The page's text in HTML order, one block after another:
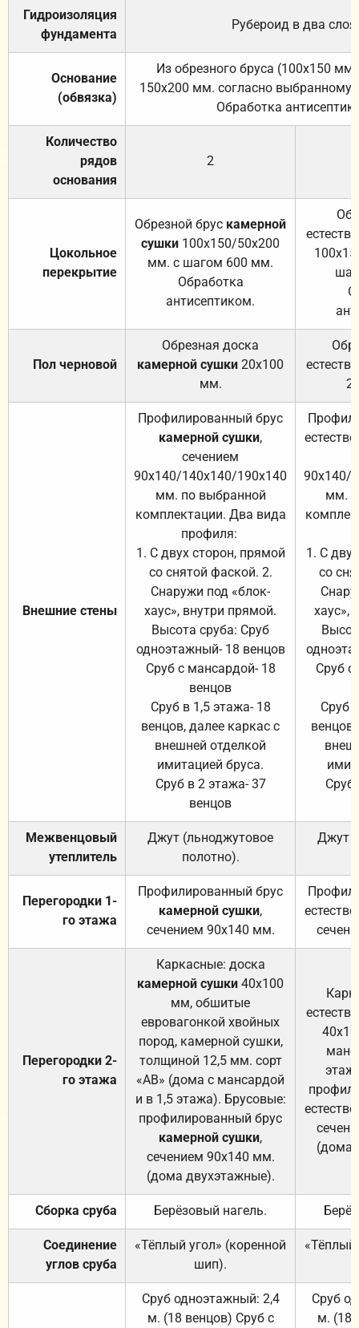
Гидроизоляция
фундамента
Рубероид в два слоя.
Основание
(обвязка)
Из обрезного бруса (100х150
150х200 мм. согласно выбранному
Обработка
Количество
рядов
основания
2
Цокольное
перекрытие
Обрезной брус камерной
сушки 100х150/50х200
мм. с шагом 600 мм.
Обработка
антисептиком.
Пол черновой
Обрезная доска
камерной сушки 20х100
мм.
Внешние стены
Профилированный брус
камерной сушки,
сечением
90х140/140х140/190х140
мм. по выбранной
комплектации. Два вида
профиля:
1. С двух сторон, прямой
со снятой фаской. 2.
Снаружи под «блок-
хаус», внутри прямой.
Высота сруба: Сруб
одноэтажный- 18 венцов
Сруб с мансардой- 18
венцов
Сруб в 1,5 этажа- 18
венцов, далее каркас с
внешней отделкой
имитацией бруса.
Сруб в 2 этажа- 37
венцов
90х140/
мм.
1. С
со
хаус»,
Сруб с
Сруб
Сруб
Межвенцовый
утеплитель
Джут (льноджутовое
полотно).
Джут
Перегородки 1-
го этажа
Профилированный брус
камерной сушки,
сечением 90х140 мм.
Перегородки 2-
го этажа
Каркасные: доска
камерной сушки 40х100
мм, обшитые
евровагонкой хвойных
пород, камерной сушки,
толщиной 12,5 мм. сорт
«АВ» (дома с мансардой
и в 1,5 этажа). Брусовые:
профилированный брус
камерной сушки,
сечением 90х140 мм.
(дома двухэтажные).
(дома
Сборка сруба Берёзовый нагель.
Соединение
углов сруба
«Тёплый угол» (коренной
шип).
«Тёплый
Сруб одноэтажный: 2,4
м. (18 венцов) Сруб с
Сруб
м. (18